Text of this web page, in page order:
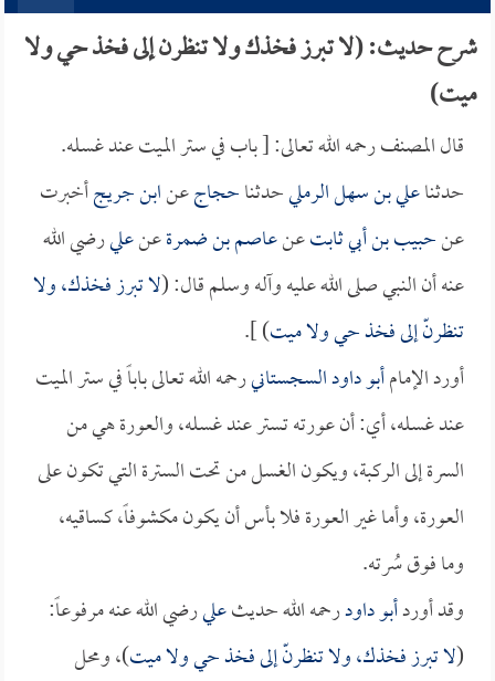
شرح حديث: (لا تبرز فخذك ولا تنظرن إلى فخذ حي ولا
ميت)
قال المصنف رحمه الله تعالى: [ باب في ستر الميت عند غسله.
حدثناعلي بن سهل الرمليحدثناحجاجعنابن جريجأخبرت
عنحبيب بن أبي ثابتعنعاصم بن ضمرةعنعليرضي الله
عنه أن النبي صلى الله عليه وآله وسلم قال: (لا تبرز فخذك، ولا
تنظرنّ إلى فخذ حي ولا ميت) ].
أورد الإمامأبو داود السجستانيرحمه الله تعالى باباً في ستر الميت
عند غسله، أي: أن عورته تستر عند غسله، والعورة هي من
السرة إلى الركبة، ويكون الغسل من تحت السترة التي تكون على
العورة، وأما غير العورة فلا بأس أن يكون مكشوفاً، كساقيه،
وما فوق سُرته.
وقد أوردأبو داودرحمه الله حديثعليرضي الله عنه مرفوعاً:
(لا تبرز فخذك، ولا تنظرنّ إلى فخذ حي ولا ميت)، ومحل